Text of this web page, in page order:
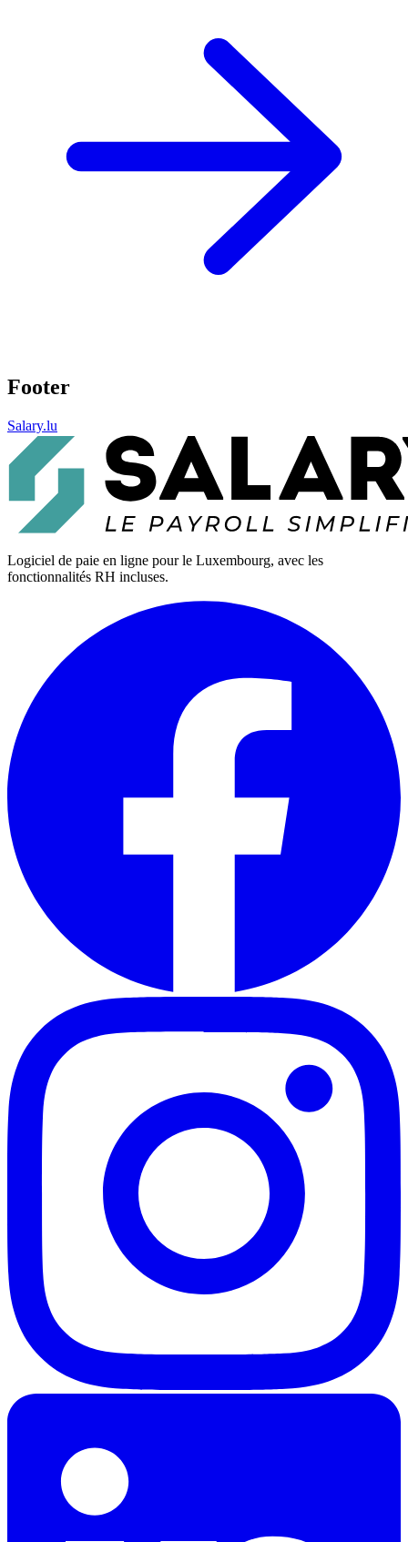
Footer
Salary.lu
Logiciel de paie en ligne pour le Luxembourg, avec les
fonctionnalités RH incluses.